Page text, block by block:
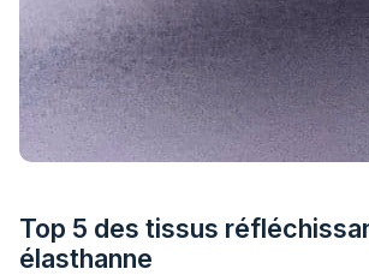
Top 5 des tissus
élasthanne